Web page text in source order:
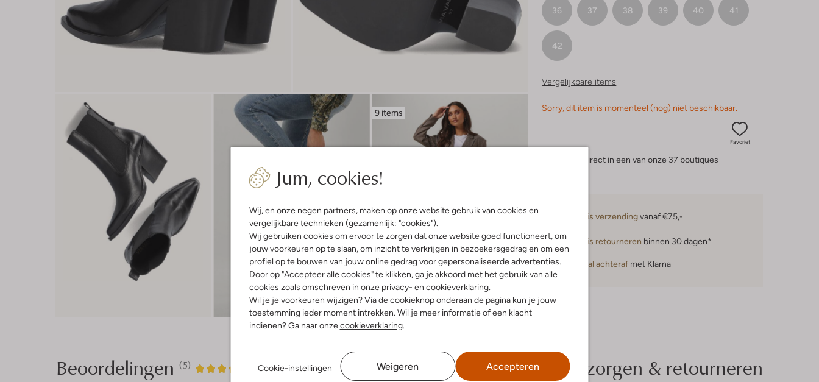
Jum, cookies!
Wij, en onze negen partners, maken op onze website gebruik van cookies en
vergelijkbare technieken (gezamenlijk: "cookies").
Wij gebruiken cookies om ervoor te zorgen dat onze website goed functioneert, om
jouw voorkeuren op te slaan, om inzicht te verkrijgen in bezoekersgedrag en om een
profiel op te bouwen van jouw online gedrag voor gepersonaliseerde advertenties.
Door op "Accepteer alle cookies" te klikken, ga je akkoord met het gebruik van alle
cookies zoals omschreven in onze privacy- en cookieverklaring.
Wil je je voorkeuren wijzigen? Via de cookieknop onderaan de pagina kun je jouw
toestemming ieder moment intrekken. Wil je meer informatie of een klacht
indienen? Ga naar onzecookieverklaring.
Cookie-instellingen Weigeren Accepteren
9 items
Ontdek de look
36 37 38 39 40 41
42
Vergelijkbare items
Sorry, dit item is momenteel (nog) niet beschikbaar.
Favoriet
Reserveer direct in een van onze 37 boutiques
Gratis verzendingvanaf €75,-
Gratis retourneren binnen 30 dagen*
Betaal achteraf met Klarna
Product informatie
Beoordelingen (5) 4/5
5
4
Bezorgen & retourneren